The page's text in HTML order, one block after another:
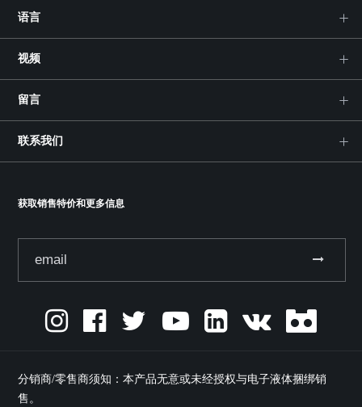
语言
视频
留言
联系我们
获取销售特价和更多信息
分销商/零售商须知：本产品无意或未经授权与电子液体捆绑销
售。